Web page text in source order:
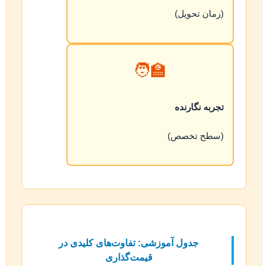
(زمان تحویل)
🧑‍🏫
تجربه نگارنده
(سطح تخصص)
جدول آموزشی: تفاوت‌های کلیدی در
قیمت‌گذاری